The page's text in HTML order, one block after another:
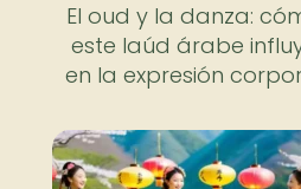
El oud y la danza:
este laúd árabe
en la expresión
Nuevo